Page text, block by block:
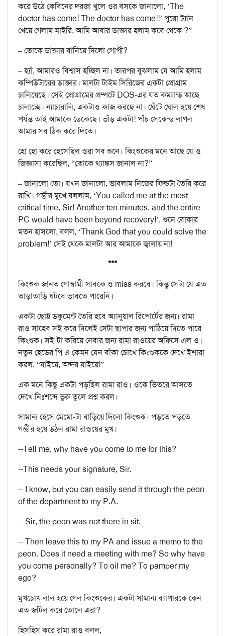
করে উঠে কেবিনের দরজা খুলে ওর বসকে জানালো, ‘The
doctor has come! The doctor has come!!’ পুরো ট্যান
খেয়ে গেলাম মাইরি, আমি আবার ডাক্তার হলাম কবে থেকে ?”
– তোকে ডাক্তার বানিয়ে দিলো গোপী?
– হ্যাঁ, আমারও বিশ্বাস হচ্ছিল না। তারপর বুঝলাম যে আমি হলাম
কম্পিউটারের ডাক্তার। মালটা টাইম সিরিজের একটা প্রোগ্রাম
চালিয়েছে। সেই প্রোগ্রামের প্রম্পটে DOS-এর যত কম্যান্ড আছে
চালাচ্ছে। ন্যাচারালি, একটাও কাজ করছে না। ঘেঁটে ঘোল হয়ে শেষ
পর্যন্ত তাই আমাকে ডেকেছে। ভাঁড় একটা! পাঁচ সেকেন্ড লাগল
আমার সব ঠিক করে দিতে।
হো হো করে হেসেছিল ওরা সব শুনে। কিংশুকের মনে আছে যে ও
জিজ্ঞাসা করেছিল, “তোকে থ্যাঙ্কস জানাল না?”
– জানালো তো। যখন জানালো, ভাবলাম নিজের ফিল্ডটা তৈরি করে
রাখি। গম্ভীর মুখে বললাম, ‘You called me at the most
critical time, Sir! Another ten minutes, and the entire
PC would have been beyond recovery!’, শুনে বোকার
মতন হাসলো, বলল, ‘Thank God that you could solve the
problem!’ সেই থেকে মালটা আর আমাকে জ্বালায় না!
***
কিংশুক জানত গোস্বামী সাবকে ও miss করবে। কিন্তু সেটা যে এত
তাড়াতাড়ি ঘটবে ভাবতে পারেনি।
একটা ছোট্ট ডকুমেন্ট তৈরি হবে অ্যানুয়াল রিপোর্টের জন্য। রামা
রাও সাহেব সই করে দিলেই সেটা ছাপার জন্য পাঠিয়ে দিতে পারে
কিংশুক। সই-টা করিয়ে নেবার জন্য রামা রাওয়ের অফিসে এল ও।
নতুন হেডের পি এ কেমন যেন বাঁকা চোখে কিংশুককে দেখে ইশারা
করল, “যাইয়ে, অন্দর যাইয়ে!”
এক মনে কিছু একটা পড়ছিল রামা রাও। ওকে ভিতরে আসতে
দেখে নিঃশব্দে ভুরু তুলে প্রশ্ন করল।
সামান্য হেসে মেমো-টা বাড়িয়ে দিলো কিংশুক। পড়তে পড়তে
গম্ভীর হয়ে উঠল রামা রাওয়ের মুখ।
--Tell me, why have you come to me for this?
--This needs your signature, Sir.
-- I know, but you can easily send it through the peon
of the department to my P.A.
-- Sir, the peon was not there in sit.
-- Then leave this to my PA and issue a memo to the
peon. Does it need a meeting with me? So why have
you come personally? To oil me? To pamper my
ego?
মুখচোখ লাল হয়ে গেল কিংশুকের। একটা সামান্য ব্যাপারকে কেন
এত জটিল করে তোলে এরা?
হিসহিস করে রামা রাও বলল,